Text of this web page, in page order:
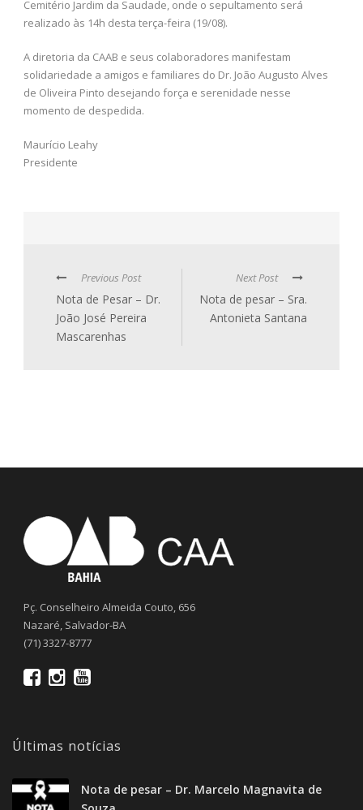
Cemitério Jardim da Saudade, onde o sepultamento será
realizado às 14h desta terça-feira (19/08).
A diretoria da CAAB e seus colaboradores manifestam
solidariedade a amigos e familiares do Dr. João Augusto Alves
de Oliveira Pinto desejando força e serenidade nesse
momento de despedida.
Maurício Leahy
Presidente
Previous Post
Nota de Pesar – Dr.
João José Pereira
Mascarenhas
Next Post
Nota de pesar – Sra.
Antonieta Santana
Pç. Conselheiro Almeida Couto, 656
Nazaré, Salvador-BA
(71) 3327-8777
Últimas notícias
Nota de pesar – Dr. Marcelo Magnavita de